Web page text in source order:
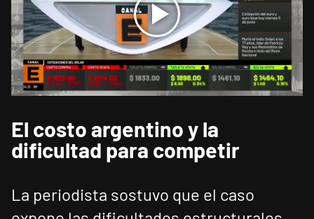
El costo argentino y la
dificultad para competir
La periodista sostuvo que el caso